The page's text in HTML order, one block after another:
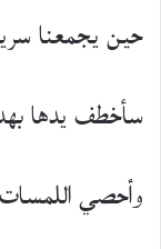
حين يجمعنا
سأخطف يدها
وأحصي